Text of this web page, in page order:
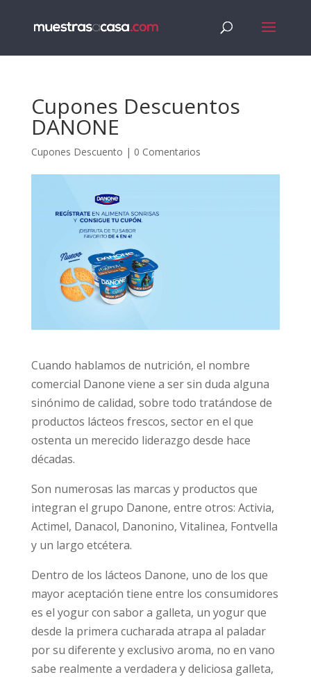
Cupones Descuentos
DANONE
Cupones Descuento | 0 Comentarios
Cuando hablamos de nutrición, el nombre
comercial Danone viene a ser sin duda alguna
sinónimo de calidad, sobre todo tratándose de
productos lácteos frescos, sector en el que
ostenta un merecido liderazgo desde hace
décadas.
Son numerosas las marcas y productos que
integran el grupo Danone, entre otros: Activia,
Actimel, Danacol, Danonino, Vitalinea, Fontvella
y un largo etcétera.
Dentro de los lácteos Danone, uno de los que
mayor aceptación tiene entre los consumidores
es el yogur con sabor a galleta, un yogur que
desde la primera cucharada atrapa al paladar
por su diferente y exclusivo aroma, no en vano
sabe realmente a verdadera y deliciosa galleta,